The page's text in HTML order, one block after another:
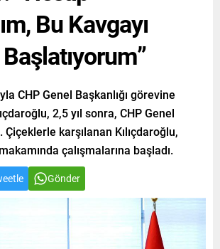
Bu Kavgayı
CHP Genel Başkanlığı görevine
2,5 yıl sonra, CHP Genel
Çiçeklerle karşılanan Kılıçdaroğlu,
çalışmalarına başladı.
Gönder